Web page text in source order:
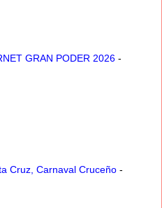
GRAN PODER 2026 -
Cruz, Carnaval Cruceño -